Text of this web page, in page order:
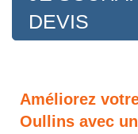
DEVIS
Améliorez
Oullins avec